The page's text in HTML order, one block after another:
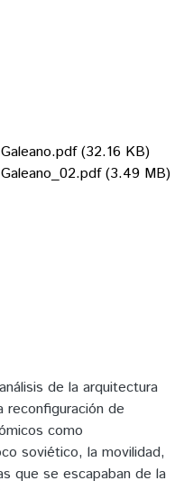
(32.16 KB)
(3.49 MB)
de la arquitectura
de
como
soviético, la movilidad,
que se escapaban de la